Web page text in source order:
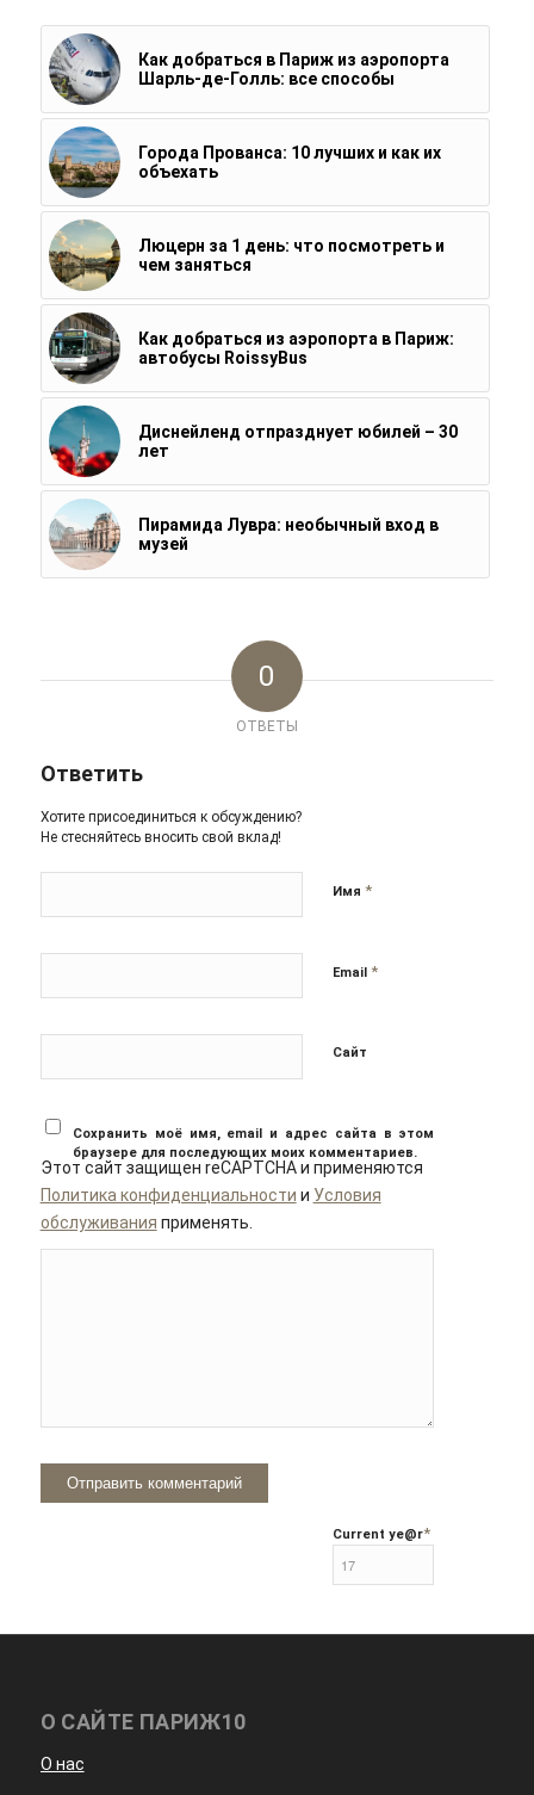
Как добраться в Париж из аэропорта
Шарль-де-Голль: все способы
Города Прованса: 10 лучших и как их
объехать
Люцерн за 1 день: что посмотреть и
чем заняться
Как добраться из аэропорта в Париж:
автобусы RoissyBus
Диснейленд отпразднует юбилей – 30
лет
Пирамида Лувра: необычный вход в
музей
0
ОТВЕТЫ
Ответить
Хотите присоединиться к обсуждению?
Не стесняйтесь вносить свой вклад!
Имя *
Email *
Сайт
Сохранить моё имя, email и адрес сайта в этом
браузере для последующих моих комментариев.
Этот сайт защищен reCAPTCHA и применяются
Политика конфиденциальности и Условия
обслуживания применять.
Current ye@r*
О САЙТЕ ПАРИЖ10
О нас